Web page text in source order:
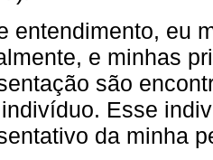
entendimento, eu
e minhas
são
Esse
da minha